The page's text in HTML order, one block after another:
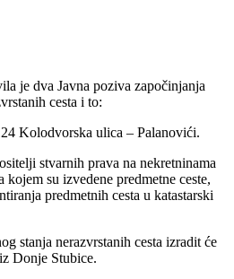
je dva Javna poziva započinjanja
cesta i to:
Kolodvorska ulica – Palanovići.
stvarnih prava na nekretninama
kojem su izvedene predmetne ceste,
predmetnih cesta u katastarski
stanja nerazvrstanih cesta izradit će
Donje Stubice.